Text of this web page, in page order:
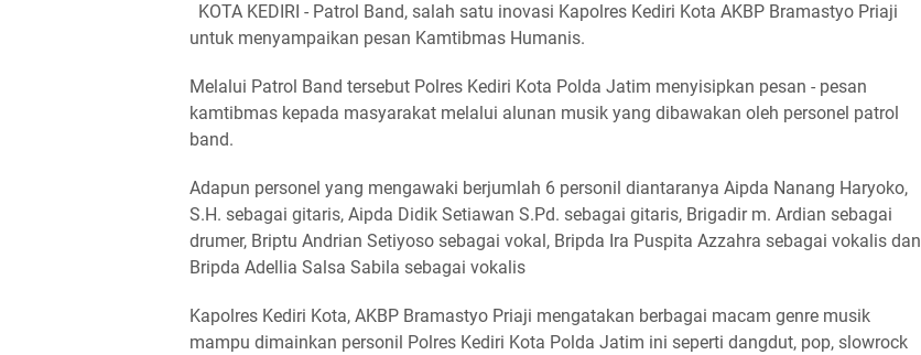
KOTA KEDIRI - Patrol Band, salah satu inovasi Kapolres Kediri Kota AKBP Bramastyo Priaji
untuk menyampaikan pesan Kamtibmas Humanis.
Melalui Patrol Band tersebut Polres Kediri Kota Polda Jatim menyisipkan pesan - pesan
kamtibmas kepada masyarakat melalui alunan musik yang dibawakan oleh personel patrol
band.
Adapun personel yang mengawaki berjumlah 6 personil diantaranya Aipda Nanang Haryoko,
S.H. sebagai gitaris, Aipda Didik Setiawan S.Pd. sebagai gitaris, Brigadir m. Ardian sebagai
drumer, Briptu Andrian Setiyoso sebagai vokal, Bripda Ira Puspita Azzahra sebagai vokalis dan
Bripda Adellia Salsa Sabila sebagai vokalis
Kapolres Kediri Kota, AKBP Bramastyo Priaji mengatakan berbagai macam genre musik
mampu dimainkan personil Polres Kediri Kota Polda Jatim ini seperti dangdut, pop, slowrock